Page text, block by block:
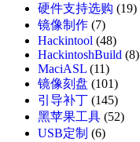
硬件支持选购 (19)
镜像制作 (7)
Hackintool (48)
HackintoshBuild (8)
MaciASL (11)
镜像刻盘 (101)
引导补丁 (145)
黑苹果工具 (52)
USB定制 (6)